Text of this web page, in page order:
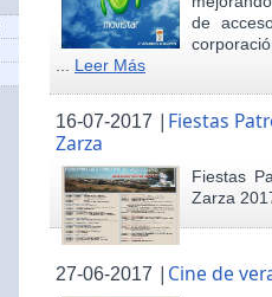
de
Leer Más
16-07-2017 | Fiestas
Zarza
Fiestas
Zarza
27-06-2017 | Cine de